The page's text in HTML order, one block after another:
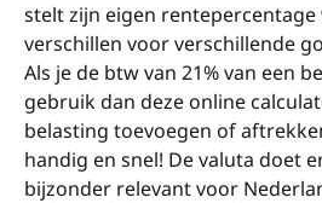
stelt zijn eigen rentepercentage
verschillen voor verschillende
Als je de btw van 21% van een
gebruik dan deze online
belasting toevoegen of
handig en snel! De valuta doet
bijzonder relevant voor